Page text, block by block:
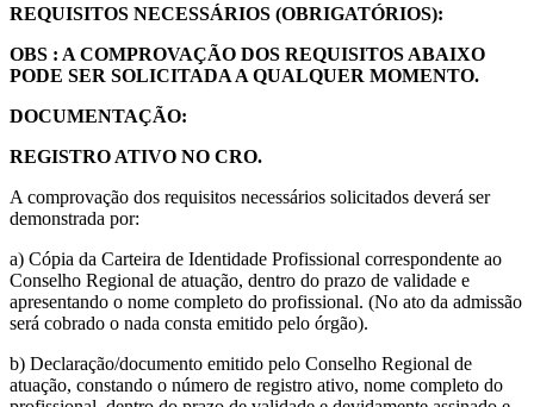
REQUISITOS NECESSÁRIOS (OBRIGATÓRIOS):
OBS : A COMPROVAÇÃO DOS REQUISITOS ABAIXO
PODE SER SOLICITADA A QUALQUER MOMENTO.
DOCUMENTAÇÃO:
REGISTRO ATIVO NO CRO.
A comprovação dos requisitos necessários solicitados deverá ser
demonstrada por:
a) Cópia da Carteira de Identidade Profissional correspondente ao
Conselho Regional de atuação, dentro do prazo de validade e
apresentando o nome completo do profissional. (No ato da admissão
será cobrado o nada consta emitido pelo órgão).
b) Declaração/documento emitido pelo Conselho Regional de
atuação, constando o número de registro ativo, nome completo do